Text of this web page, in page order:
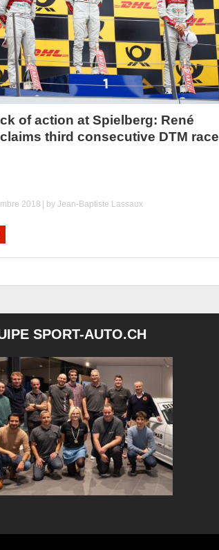
of action at Spielberg: René
third consecutive DTM race
2018 | byJean-Baptiste Lassaux
SPORT-AUTO.CH